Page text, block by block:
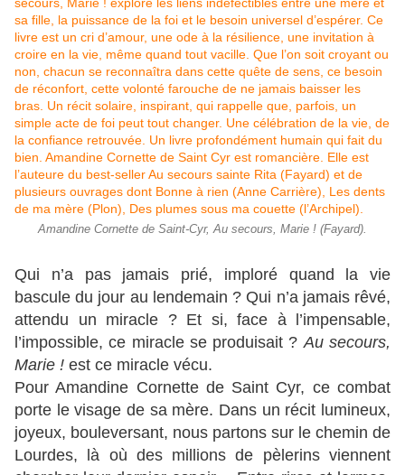
Amandine Cornette de Saint-Cyr, Au secours, Marie ! (Fayard).
Qui n’a pas jamais prié, imploré quand la vie
bascule du jour au lendemain ? Qui n’a jamais rêvé,
attendu un miracle ? Et si, face à l’impensable,
l’impossible, ce miracle se produisait ?Au secours,
Marie ! est ce miracle vécu.
Pour Amandine Cornette de Saint Cyr, ce combat
porte le visage de sa mère. Dans un récit lumineux,
joyeux, bouleversant, nous partons sur le chemin de
Lourdes, là où des millions de pèlerins viennent